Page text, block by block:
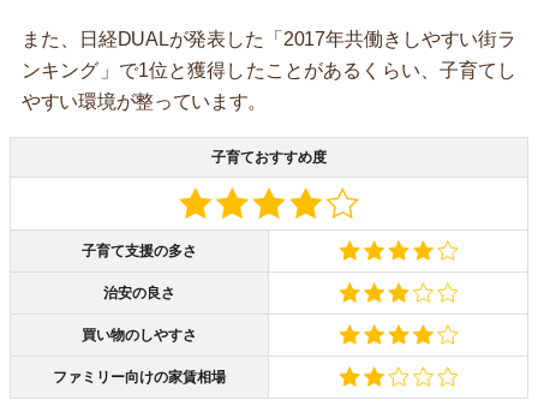
また、日経DUALが発表した「2017年共働きしやすい街ラ
ンキング」で1位と獲得したことがあるくらい、子育てし
やすい環境が整っています。
子育ておすすめ度
子育て支援の多さ
治安の良さ
買い物のしやすさ
ファミリー向けの家賃相場